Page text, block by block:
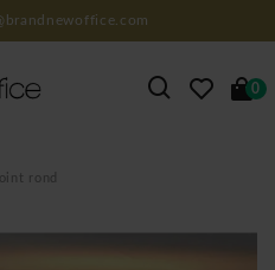
0
rond